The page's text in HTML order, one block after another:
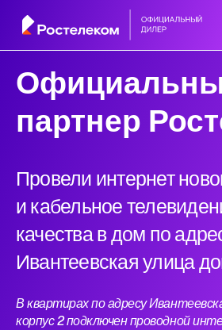
партнер
Провели интернет
и кабельное
качества в дом по
Ивантеевская улица
В квартирах по адресу
корпус 2 подключен проводной